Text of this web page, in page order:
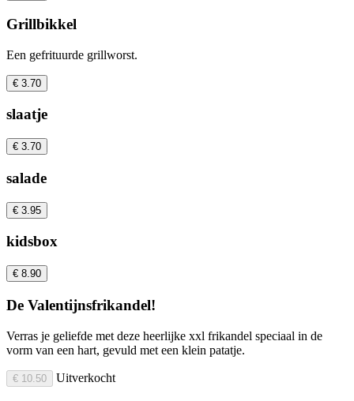
Grillbikkel
Een gefrituurde grillworst.
€ 3.70
slaatje
€ 3.70
salade
€ 3.95
kidsbox
€ 8.90
De Valentijnsfrikandel!
Verras je geliefde met deze heerlijke xxl frikandel speciaal in de
vorm van een hart, gevuld met een klein patatje.
€ 10.50 Uitverkocht